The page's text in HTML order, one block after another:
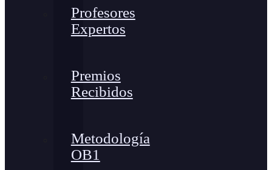
Profesores
Expertos
Premios
Recibidos
Metodología
OB1